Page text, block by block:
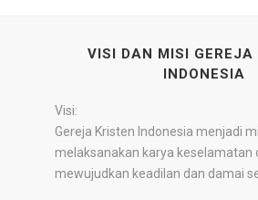
VISI DAN MISI GEREJA
INDONESIA
Visi:
Gereja Kristen Indonesia menjadi
melaksanakan karya keselamatan
mewujudkan keadilan dan damai